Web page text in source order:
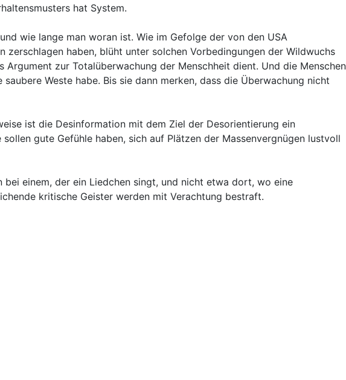
hat System.
wie lange man woran ist. Wie im Gefolge der von den USA
haben, blüht unter solchen Vorbedingungen der Wildwuchs
Argument zur Totalüberwachung der Menschheit dient. Und die Menschen
Weste habe. Bis sie dann merken, dass die Überwachung nicht
ist die Desinformation mit dem Ziel der Desorientierung ein
gute Gefühle haben, sich auf Plätzen der Massenvergnügen lustvoll
einem, der ein Liedchen singt, und nicht etwa dort, wo eine
kritische Geister werden mit Verachtung bestraft.